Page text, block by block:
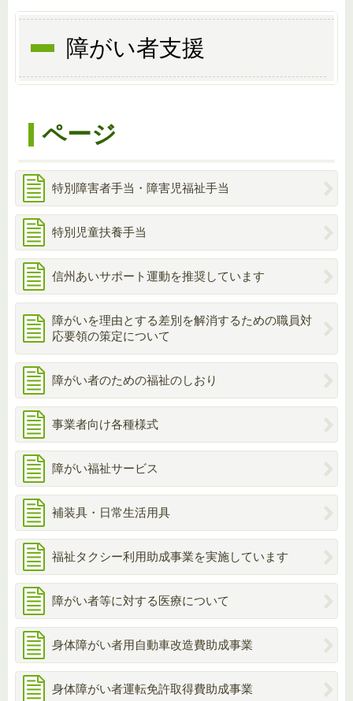
障がい者支援
ページ
特別障害者手当・障害児福祉手当
特別児童扶養手当
信州あいサポート運動を推奨しています
障がいを理由とする差別を解消するための職員対
応要領の策定について
障がい者のための福祉のしおり
事業者向け各種様式
障がい福祉サービス
補装具・日常生活用具
福祉タクシー利用助成事業を実施しています
障がい者等に対する医療について
身体障がい者用自動車改造費助成事業
身体障がい者運転免許取得費助成事業